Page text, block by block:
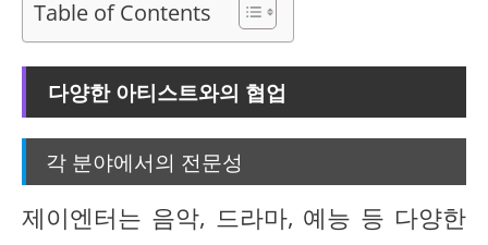
Table of Contents
다양한 아티스트와의 협업
각 분야에서의 전문성
제이엔터는 음악, 드라마, 예능 등 다양한